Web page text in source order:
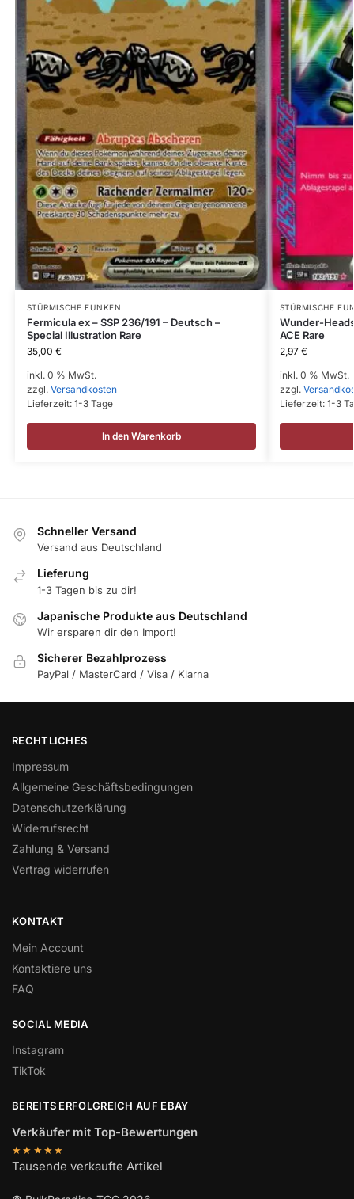
STÜRMISCHE FUNKEN
Fermicula ex – SSP 236/191 – Deutsch –
Special Illustration Rare
35,00 €
inkl. 0 % MwSt.
zzgl. Versandkosten
Lieferzeit: 1-3 Tage
In den Warenkorb
STÜRMISCHE
Wunder-
ACE Rare
2,97 €
inkl. 0 % MwSt.
zzgl.
Lieferzeit: 1-3
Schneller Versand
Versand aus Deutschland
Lieferung
1-3 Tagen bis zu dir!
Japanische Produkte aus Deutschland
Wir ersparen dir den Import!
Sicherer Bezahlprozess
PayPal / MasterCard / Visa / Klarna
RECHTLICHES
Impressum
Allgemeine Geschäftsbedingungen
Datenschutzerklärung
Widerrufsrecht
Zahlung & Versand
Vertrag widerrufen
KONTAKT
Mein Account
Kontaktiere uns
FAQ
SOCIAL MEDIA
Instagram
TikTok
BEREITS ERFOLGREICH AUF EBAY
Verkäufer mit Top-Bewertungen
★★★★★
Tausende verkaufte Artikel